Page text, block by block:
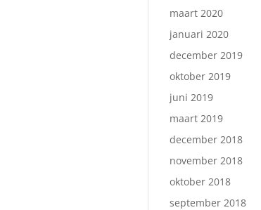
maart 2020
januari 2020
december 2019
oktober 2019
juni 2019
maart 2019
december 2018
november 2018
oktober 2018
september 2018